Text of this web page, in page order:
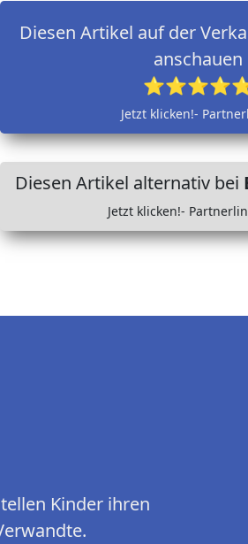
Diesen Artikel auf der
anschauen
Jetzt klicken!-
Diesen Artikel alternativ bei
Jetzt klicken!-
Kinder ihren